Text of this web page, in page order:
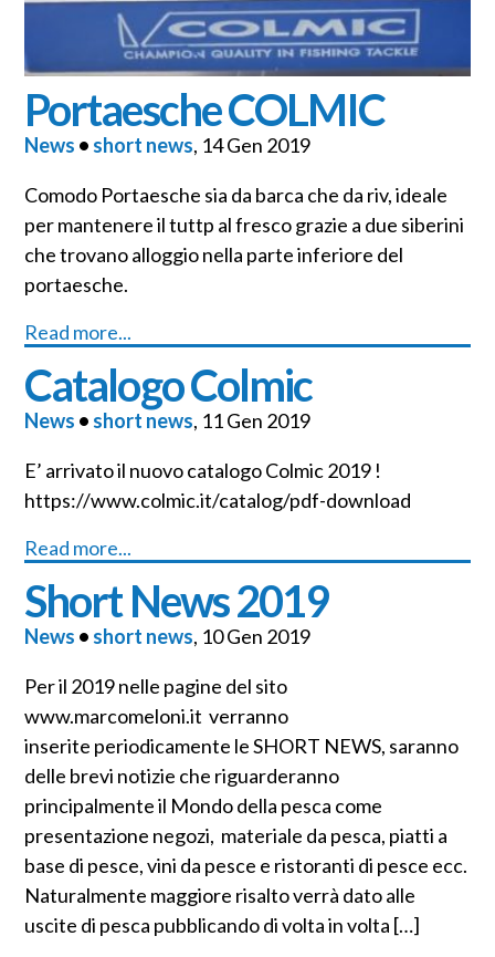
Portaesche COLMIC
News • short news, 14 Gen 2019
Comodo Portaesche sia da barca che da riv, ideale
per mantenere il tuttp al fresco grazie a due siberini
che trovano alloggio nella parte inferiore del
portaesche.
Read more...
Catalogo Colmic
News • short news, 11 Gen 2019
E’ arrivato il nuovo catalogo Colmic 2019 !
https://www.colmic.it/catalog/pdf-download
Read more...
Short News 2019
News • short news, 10 Gen 2019
Per il 2019 nelle pagine del sito
www.marcomeloni.it verranno
inserite periodicamente le SHORT NEWS, saranno
delle brevi notizie che riguarderanno
principalmente il Mondo della pesca come
presentazione negozi, materiale da pesca, piatti a
base di pesce, vini da pesce e ristoranti di pesce ecc.
Naturalmente maggiore risalto verrà dato alle
uscite di pesca pubblicando di volta in volta […]